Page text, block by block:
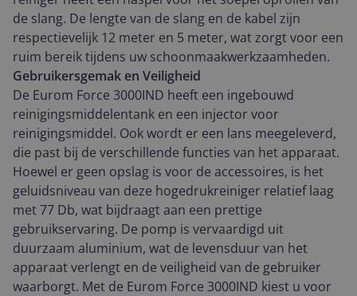
de slang. De lengte van de slang en de kabel zijn
respectievelijk 12 meter en 5 meter, wat zorgt voor een
ruim bereik tijdens uw schoonmaakwerkzaamheden.
Gebruikersgemak en Veiligheid
De Eurom Force 3000IND heeft een ingebouwd
reinigingsmiddelentank en een injector voor
reinigingsmiddel. Ook wordt er een lans meegeleverd,
die past bij de verschillende functies van het apparaat.
Hoewel er geen opslag is voor de accessoires, is het
geluidsniveau van deze hogedrukreiniger relatief laag
met 77 Db, wat bijdraagt aan een prettige
gebruikservaring. De pomp is vervaardigd uit
duurzaam aluminium, wat de levensduur van het
apparaat verlengt en de veiligheid van de gebruiker
waarborgt. Met de Eurom Force 3000IND kiest u voor